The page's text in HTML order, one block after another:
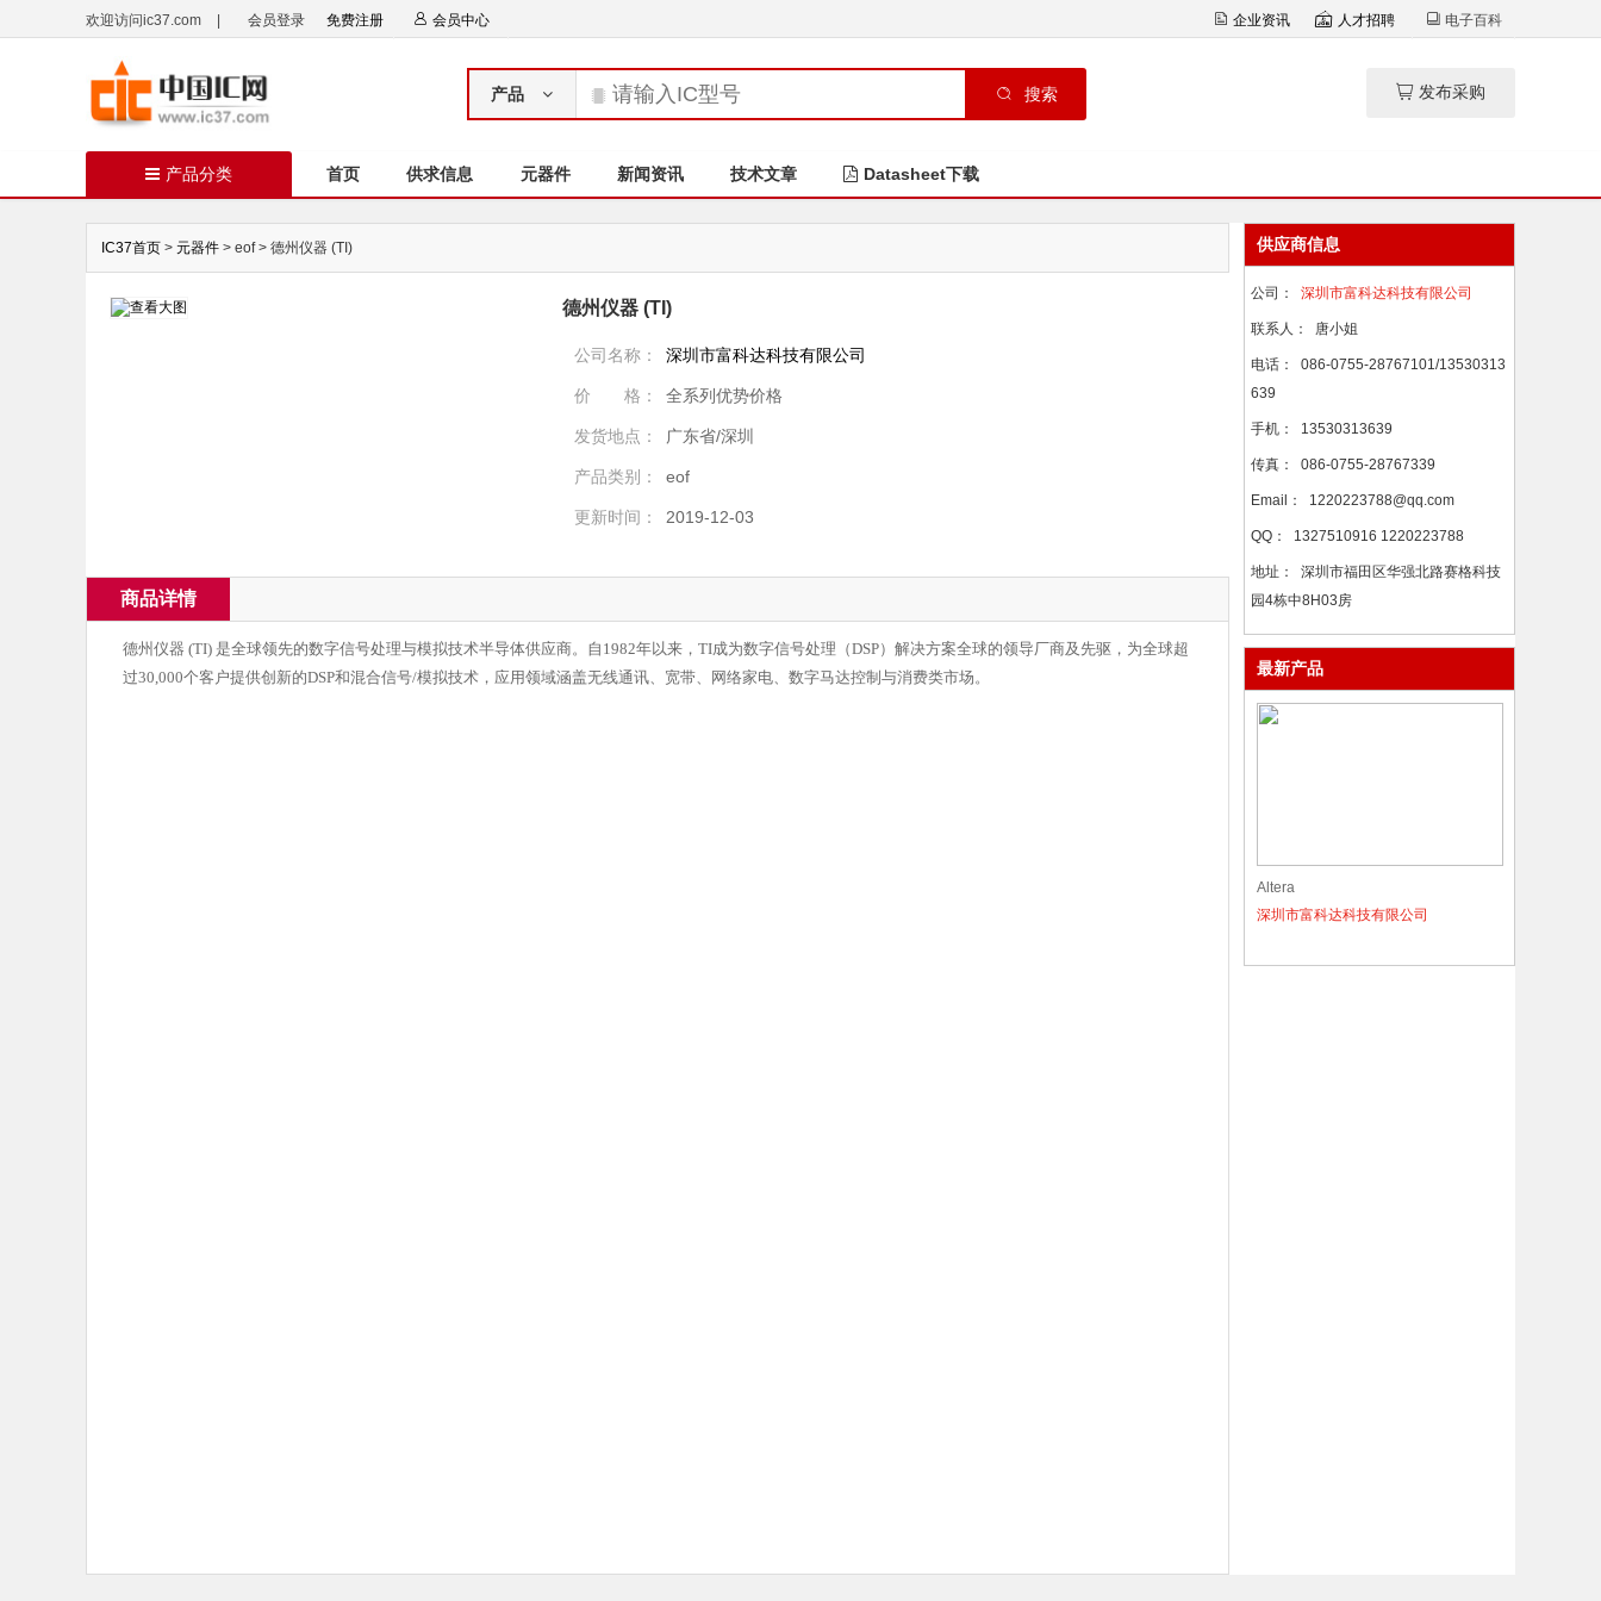
欢迎访问ic37.com 会员登录 免费注册 会员中心 企业资讯 人才招聘 电子百科
产品 搜索 发布采购
产品分类 首页 供求信息 元器件 新闻资讯 技术文章 Datasheet下载
IC37首页 > 元器件 > eof > 德州仪器 (TI)
德州仪器 (TI)
公司名称： 深圳市富科达科技有限公司
价 格： 全系列优势价格
发货地点： 广东省/深圳
产品类别： eof
更新时间： 2019-12-03
商品详情
德州仪器 (TI) 是全球领先的数字信号处理与模拟技术半导体供应商。自1982年以来，TI成为数字信号处理（DSP）解决方案全球的领导厂商及先驱，为全球超
过30,000个客户提供创新的DSP和混合信号/模拟技术，应用领域涵盖无线通讯、宽带、网络家电、数字马达控制与消费类市场。
供应商信息
公司： 深圳市富科达科技有限公司
联系人： 唐小姐
电话：
086-0755-28767101/13530313
639
手机： 13530313639
传真： 086-0755-28767339
Email： 1220223788@qq.com
QQ： 1327510916 1220223788
地址：
深圳市福田区华强北路赛格科技
园4栋中8H03房
最新产品
Altera
深圳市富科达科技有限公司